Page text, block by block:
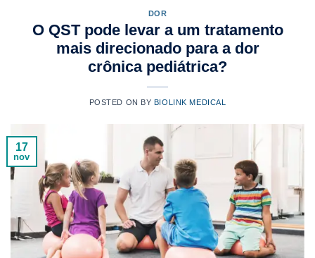
DOR
O QST pode levar a um tratamento
mais direcionado para a dor
crônica pediátrica?
POSTED ON BY BIOLINK MEDICAL
17
nov